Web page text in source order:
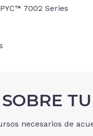
7002 Series
necesarios de